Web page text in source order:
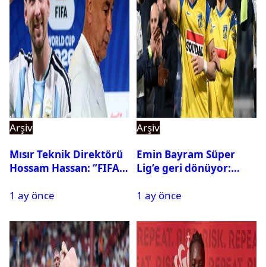
Arşiv
Mısır Teknik Direktörü
Hossam Hassan: ‘’FIFA,
istemiyor’’
1 ay önce
Arşiv
Emin Bayram Süper
Lig’e geri dönüyor:
1 ay önce